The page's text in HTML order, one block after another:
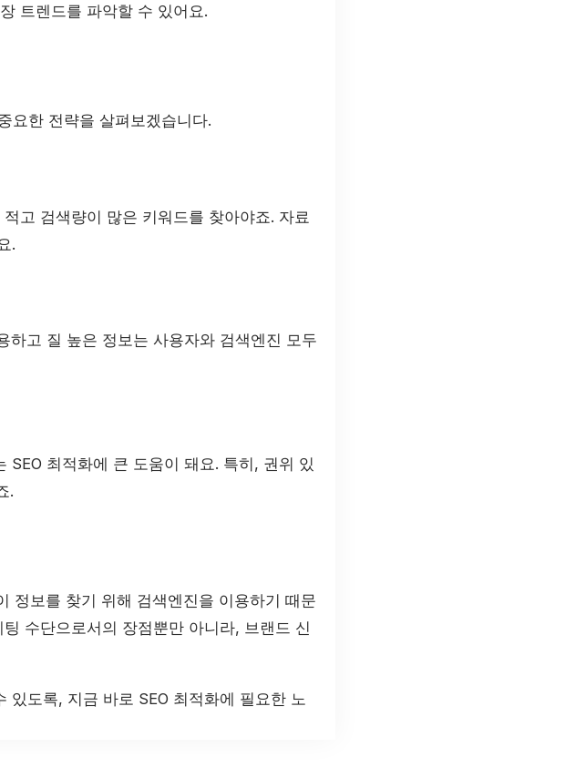
트렌드를 파악할 수 있어요.
요한 전략을 살펴보겠습니다.
고 검색량이 많은 키워드를 찾아야죠. 자료
.
하고 질 높은 정보는 사용자와 검색엔진 모두
최적화에 큰 도움이 돼요. 특히, 권위 있
.
정보를 찾기 위해 검색엔진을 이용하기 때문
수단으로서의 장점뿐만 아니라, 브랜드 신
도록, 지금 바로 SEO 최적화에 필요한 노